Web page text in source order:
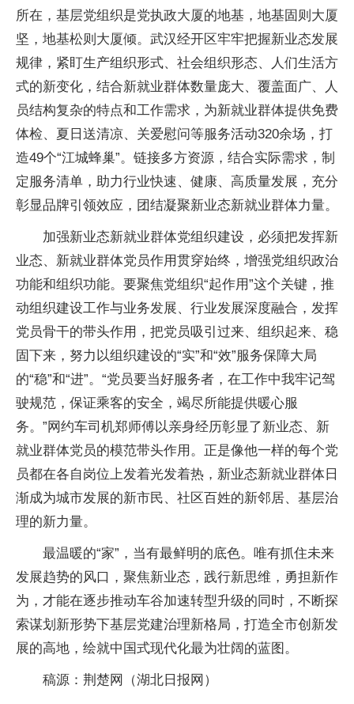
所在，基层党组织是党执政大厦的地基，地基固则大厦
坚，地基松则大厦倾。武汉经开区牢牢把握新业态发展
规律，紧盯生产组织形式、社会组织形态、人们生活方
式的新变化，结合新就业群体数量庞大、覆盖面广、人
员结构复杂的特点和工作需求，为新就业群体提供免费
体检、夏日送清凉、关爱慰问等服务活动320余场，打
造49个“江城蜂巢”。链接多方资源，结合实际需求，制
定服务清单，助力行业快速、健康、高质量发展，充分
彰显品牌引领效应，团结凝聚新业态新就业群体力量。
加强新业态新就业群体党组织建设，必须把发挥新
业态、新就业群体党员作用贯穿始终，增强党组织政治
功能和组织功能。要聚焦党组织“起作用”这个关键，推
动组织建设工作与业务发展、行业发展深度融合，发挥
党员骨干的带头作用，把党员吸引过来、组织起来、稳
固下来，努力以组织建设的“实”和“效”服务保障大局
的“稳”和“进”。“党员要当好服务者，在工作中我牢记驾
驶规范，保证乘客的安全，竭尽所能提供暖心服
务。”网约车司机郑师傅以亲身经历彰显了新业态、新
就业群体党员的模范带头作用。正是像他一样的每个党
员都在各自岗位上发着光发着热，新业态新就业群体日
渐成为城市发展的新市民、社区百姓的新邻居、基层治
理的新力量。
最温暖的“家”，当有最鲜明的底色。唯有抓住未来
发展趋势的风口，聚焦新业态，践行新思维，勇担新作
为，才能在逐步推动车谷加速转型升级的同时，不断探
索谋划新形势下基层党建治理新格局，打造全市创新发
展的高地，绘就中国式现代化最为壮阔的蓝图。
稿源：荆楚网（湖北日报网）